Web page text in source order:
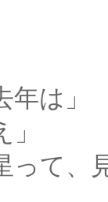
」
えて